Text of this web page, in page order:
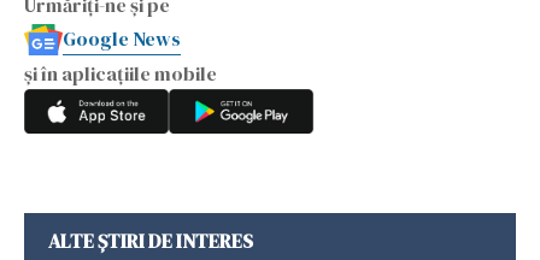
Google News
și în aplicațiile mobile
ALTE ȘTIRI DE INTERES